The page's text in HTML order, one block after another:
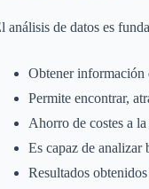
análisis de datos es
Obtener información
Permite encontrar,
Ahorro de costes a
Es capaz de analizar
Resultados